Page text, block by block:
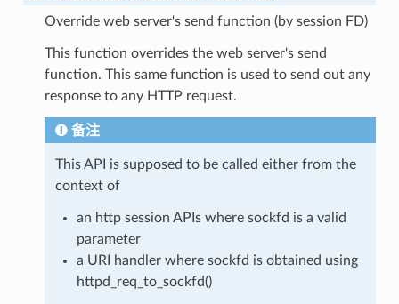
Override web server's send function (by session FD)
This function overrides the web server's send
function. This same function is used to send out any
response to any HTTP request.
备注
This API is supposed to be called either from the
context of
an http session APIs where sockfd is a valid
parameter
a URI handler where sockfd is obtained using
httpd_req_to_sockfd()